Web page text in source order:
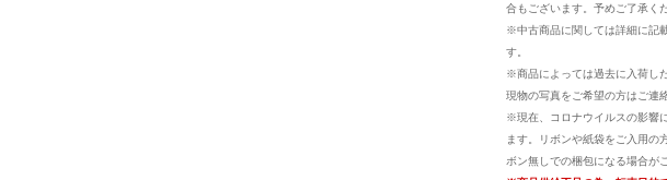
合もございます。予めご了承く
※中古商品に関しては詳細に記
す。
※商品によっては過去に入荷し
現物の写真をご希望の方はご連
※現在、コロナウイルスの影響
ます。リボンや紙袋をご入用の
ボン無しでの梱包になる場合が